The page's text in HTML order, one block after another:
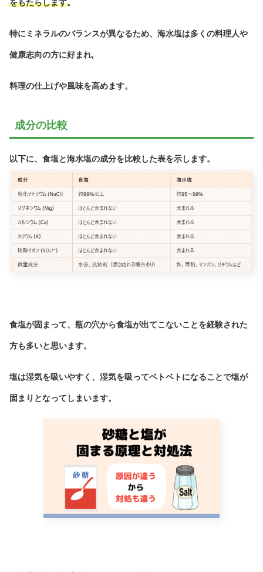
をもたらします。
特にミネラルのバランスが異なるため、海水塩は多くの料理人や
健康志向の方に好まれ,
料理の仕上げや風味を高めます。
成分の比較
以下に、食塩と海水塩の成分を比較した表を示します。
食塩が固まって、瓶の穴から食塩が出てこないことを経験された
方も多いと思います。
塩は湿気を吸いやすく、湿気を吸ってベトベトになることで塩が
固まりとなってしまいます。